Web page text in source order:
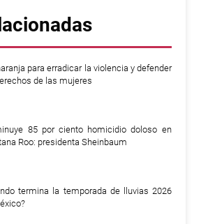
para erradicar la violencia y defender
de las mujeres
85 por ciento homicidio doloso en
Roo: presidenta Sheinbaum
termina la temporada de lluvias 2026